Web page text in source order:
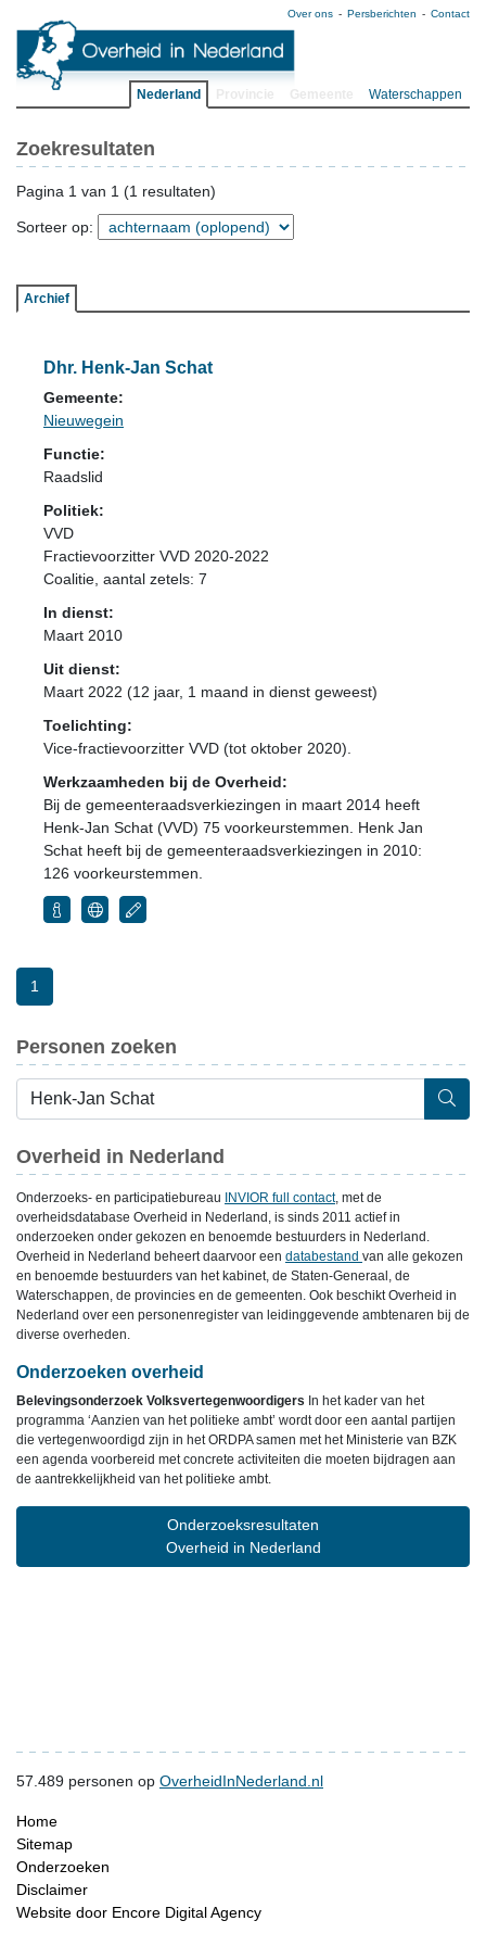
Over ons Persberichten Contact
Nederland Waterschappen
Zoekresultaten
Pagina 1 van 1 (1 resultaten)
Sorteer op:
Archief
Dhr. Henk-Jan Schat
Gemeente:
Nieuwegein
Functie:
Raadslid
Politiek:
VVD
Fractievoorzitter VVD 2020-2022
Coalitie , aantal zetels: 7
In dienst:
Maart 2010
Uit dienst:
Maart 2022 (12 jaar, 1 maand in dienst geweest)
Toelichting:
Vice-fractievoorzitter VVD (tot oktober 2020).
Werkzaamheden bij de Overheid:
Bij de gemeenteraadsverkiezingen in maart 2014 heeft
Henk-Jan Schat (VVD) 75 voorkeurstemmen. Henk Jan
Schat heeft bij de gemeenteraadsverkiezingen in 2010:
126 voorkeurstemmen.
1
Personen zoeken
Overheid in Nederland
Onderzoeks- en participatiebureau INVIOR full contact, met de
overheidsdatabase Overheid in Nederland, is sinds 2011 actief in
onderzoeken onder gekozen en benoemde bestuurders in Nederland.
Overheid in Nederland beheert daarvoor een databestand van alle gekozen
en benoemde bestuurders van het kabinet, de Staten-Generaal, de
Waterschappen, de provincies en de gemeenten. Ook beschikt Overheid in
Nederland over een personenregister van leidinggevende ambtenaren bij de
diverse overheden.
Onderzoeken overheid
Belevingsonderzoek Volksvertegenwoordigers In het kader van het
programma ‘Aanzien van het politieke ambt’ wordt door een aantal partijen
die vertegenwoordigd zijn in het ORDPA samen met het Ministerie van BZK
een agenda voorbereid met concrete activiteiten die moeten bijdragen aan
de aantrekkelijkheid van het politieke ambt.
Onderzoeksresultaten
Overheid in Nederland
57.489 personen op OverheidInNederland.nl
Home
Sitemap
Onderzoeken
Disclaimer
Website door Encore Digital Agency